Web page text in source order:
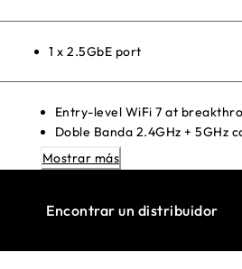
1 x 2.5GbE port
Entry-level WiFi 7 at
Doble Banda 2.4GHz + 5GHz
2.5G PoE+ Ethernet uplink
Up to 8 SSIDs para secure
Insight cloud-managed; no
Compatible con WiFi 6/5/4
Mostrar más
Encontrar un distribuidor